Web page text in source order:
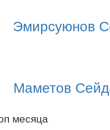
Эмирсуюнов
Маметов
месяца